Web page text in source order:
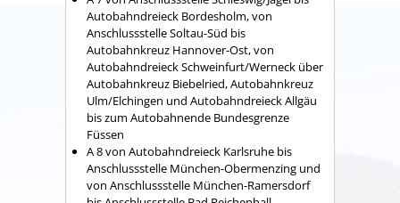
Autobahndreieck Bordesholm, von
Anschlussstelle Soltau-Süd bis
Autobahnkreuz Hannover-Ost, von
Autobahndreieck Schweinfurt/Werneck über
Autobahnkreuz Biebelried, Autobahnkreuz
Ulm/Elchingen und Autobahndreieck Allgäu
bis zum Autobahnende Bundesgrenze
Füssen
A 8 von Autobahndreieck Karlsruhe bis
Anschlussstelle München-Obermenzing und
von Anschlussstelle München-Ramersdorf